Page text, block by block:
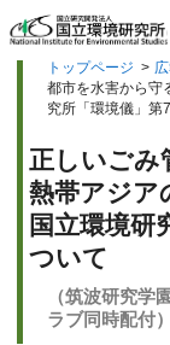
トップページ >
都市を水害から守
究所「環境儀」第
正しいごみ
熱帯アジア
国立環境研
ついて
（筑波研究学
ラブ同時配付）